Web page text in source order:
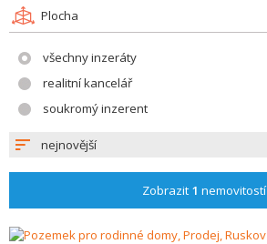
Plocha
všechny inzeráty
realitní kancelář
soukromý inzerent
nejnovější
Zobrazit 1 nemovitostí